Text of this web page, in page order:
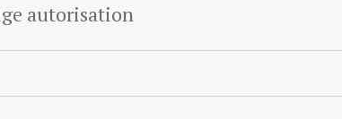
autorisation